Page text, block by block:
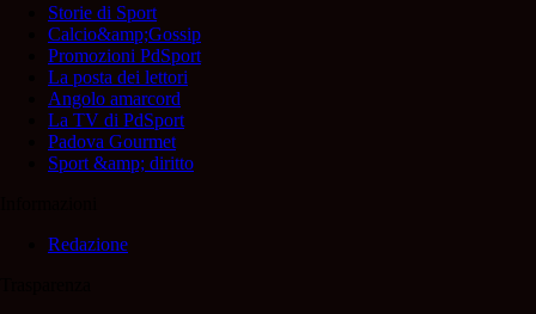
Storie di Sport
Calcio&amp;Gossip
Promozioni PdSport
La posta dei lettori
Angolo amarcord
La TV di PdSport
Padova Gourmet
Sport &amp; diritto
Redazione